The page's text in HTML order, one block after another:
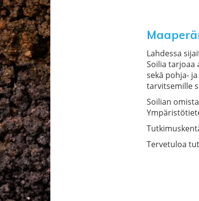
Lahdessa
Soilia tarjoaa
sekä pohja-
tarvitsemille
Soilian
Tervetuloa